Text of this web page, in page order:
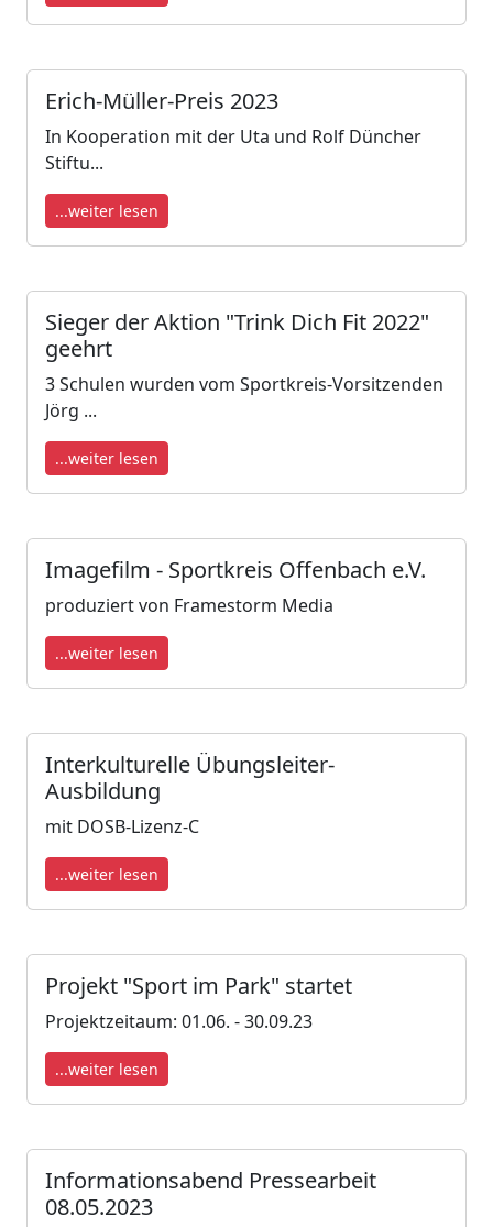
Erich-Müller-Preis 2023
In Kooperation mit der Uta und Rolf Düncher
Stiftu...
...weiter lesen
Sieger der Aktion "Trink Dich Fit 2022"
geehrt
3 Schulen wurden vom Sportkreis-Vorsitzenden
Jörg ...
...weiter lesen
Imagefilm - Sportkreis Offenbach e.V.
produziert von Framestorm Media
...weiter lesen
Interkulturelle Übungsleiter-
Ausbildung
mit DOSB-Lizenz-C
...weiter lesen
Projekt "Sport im Park" startet
Projektzeitaum: 01.06. - 30.09.23
...weiter lesen
Informationsabend Pressearbeit
08.05.2023